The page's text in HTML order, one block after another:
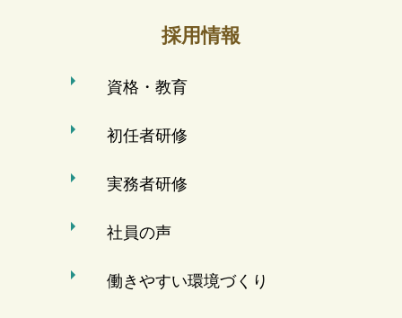
採用情報
資格・教育
初任者研修
実務者研修
社員の声
働きやすい環境づくり